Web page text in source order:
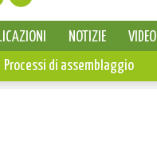
NOTIZIE
VIDEO
Processi di assemblaggio